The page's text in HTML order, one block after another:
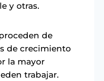
y otras.
de
de crecimiento
la mayor
trabajar.